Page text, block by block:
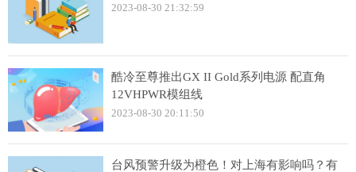
2023-08-30 21:32:59
酷冷至尊推出GX II Gold系列电源 配直角
12VHPWR模组线
2023-08-30 20:11:50
台风预警升级为橙色！对上海有影响吗？有